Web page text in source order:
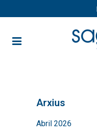
Arxius
Abril 2026